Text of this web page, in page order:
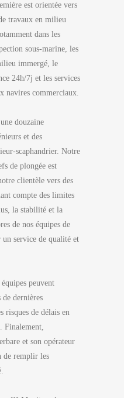
est orientée vers
travaux en milieu
dans les
sous-marine, les
immergé, le
24h/7j et les services
navires commerciaux.
douzaine
et des
scaphandrier. Notre
de plongée est
clientèle vers des
compte des limites
la stabilité et la
de nos équipes de
un service de qualité et
peuvent
de dernières
risques de délais en
Finalement,
et son opérateur
de remplir les